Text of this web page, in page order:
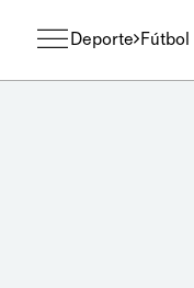
Deporte Fútbol